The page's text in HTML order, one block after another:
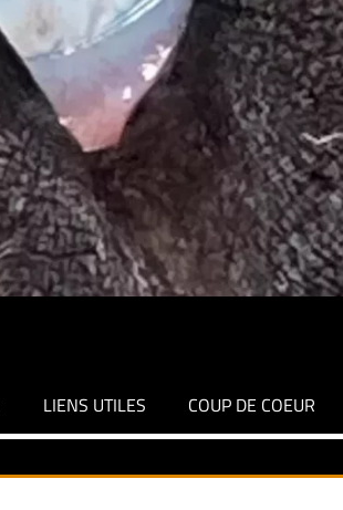
LIENS UTILES COUP DE COEUR